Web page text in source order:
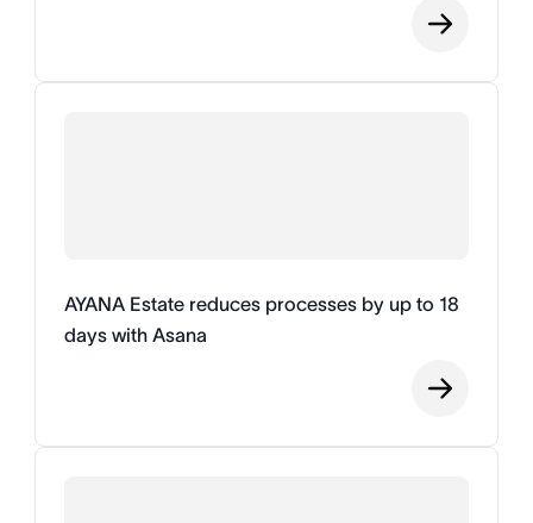
AYANA Estate reduces processes by up to 18
days with Asana